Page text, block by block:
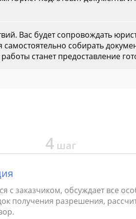
Вас будет сопровождать
собирать
станет предоставление
4 шаг
с заказчиком, обсуждает все
получения разрешения,